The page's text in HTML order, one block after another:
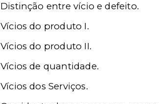
Distinção entre vício e defeito.
Vícios do produto I.
Vícios do produto II.
Vícios de quantidade.
Vícios dos Serviços.